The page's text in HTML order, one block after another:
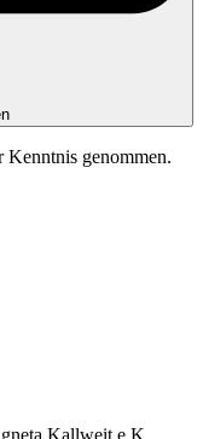
Kenntnis genommen.
Kallweit e.K.